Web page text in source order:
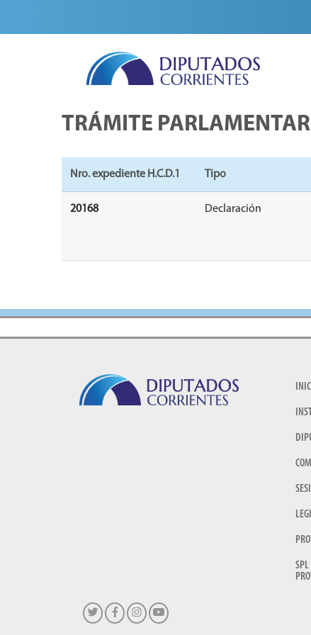
TRÁMITE
Nro. expediente H.C.D.1 Tipo
20168 Declaración